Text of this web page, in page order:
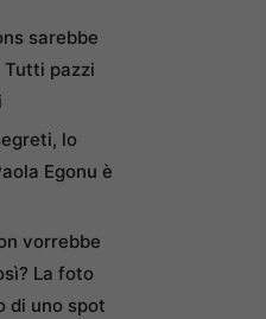
sarebbe
Tutti pazzi
lo
Egonu è
vorrebbe
La foto
di uno spot